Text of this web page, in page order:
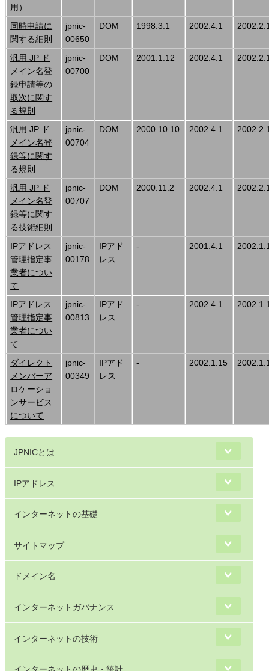
用）
同時申請に
関する細則
jpnic-
00650
DOM 1998.3.1 2002.4.1
汎用 JP ド
メイン名登
録申請等の
取次に関す
る規則
jpnic-
00700
DOM 2001.1.12 2002.4.1
汎用 JP ド
メイン名登
録等に関す
る規則
jpnic-
00704
DOM 2000.10.10 2002.4.1
汎用 JP ド
メイン名登
録等に関す
る技術細則
jpnic-
00707
DOM 2000.11.2 2002.4.1
IPアドレス
管理指定事
業者につい
て
jpnic-
00178
IPアド
レス
- 2001.4.1
IPアドレス
管理指定事
業者につい
て
jpnic-
00813
IPアド
レス
- 2002.4.1
ダイレクト
メンバーア
ロケーショ
ンサービス
について
jpnic-
00349
IPアド
レス
- 2002.1.15
JPNICとは
IPアドレス
インターネットの基礎
サイトマップ
ドメイン名
インターネットガバナンス
インターネットの技術